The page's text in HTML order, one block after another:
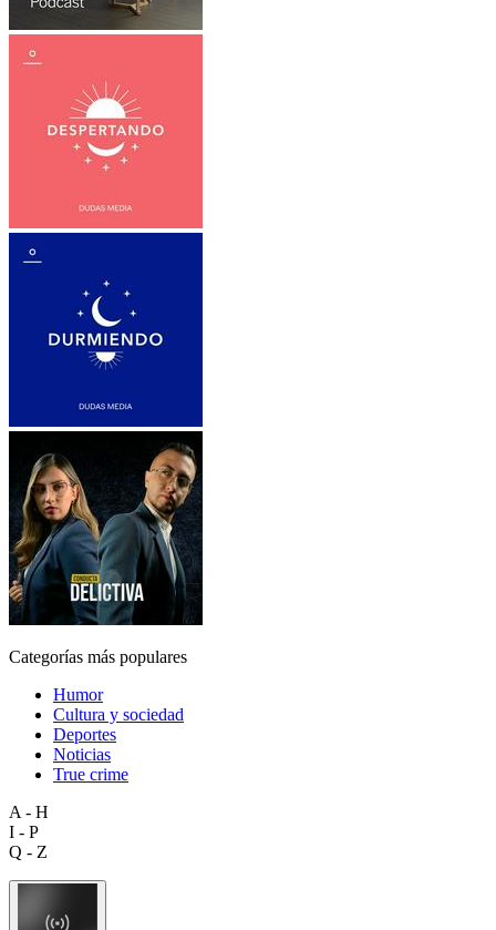
Categorías más populares
Humor
Cultura y sociedad
Deportes
Noticias
True crime
A - H
I - P
Q - Z